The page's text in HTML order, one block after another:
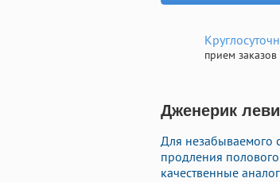
прием заказов
Дженерик
Для незабываемого
продления
качественные